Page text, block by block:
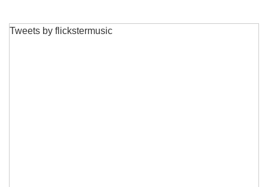
Tweets by flickstermusic